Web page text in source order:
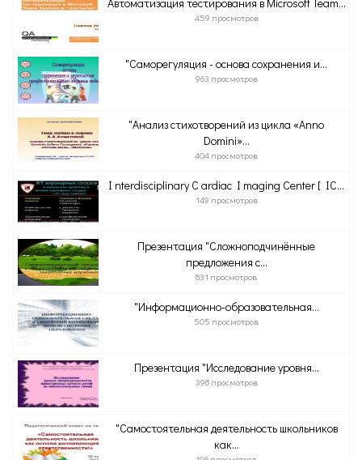
459 просмотров
"Саморегуляция - основа сохранения и...
963 просмотров
"Анализ стихотворений из цикла «Anno
Domini»...
404 просмотров
I nterdisciplinary C ardiac I maging Center [ IC...
149 просмотров
Презентация "Сложноподчинённые
предложения с...
831 просмотров
"Информационно-образовательная...
505 просмотров
Презентация "Исследование уровня...
398 просмотров
"Самостоятельная деятельность школьников
как...